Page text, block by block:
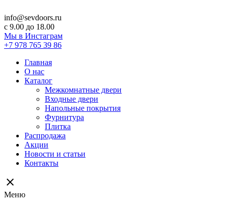
info@sevdoors.ru
c 9.00 до 18.00
Мы в Инстаграм
+7 978 765 39 86
Главная
О нас
Каталог
Межкомнатные двери
Входные двери
Напольные покрытия
Фурнитура
Плитка
Распродажа
Акции
Новости и статьи
Контакты
close
Меню